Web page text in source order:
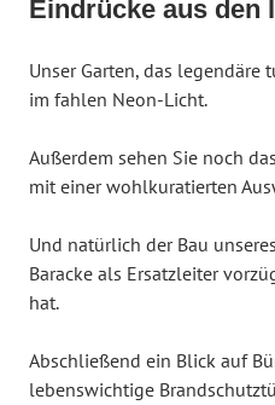
Eindrücke aus den
Unser Garten, das legendäre
im fahlen Neon-Licht.
Außerdem sehen Sie noch
mit einer wohlkuratierten
Und natürlich der Bau
Baracke als Ersatzleiter
hat.
Abschließend ein Blick auf
lebenswichtige